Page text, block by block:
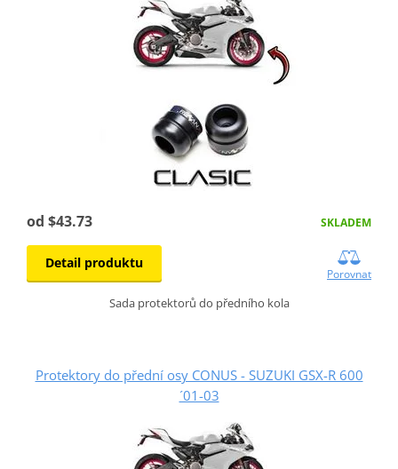
od $43.73 SKLADEM
Detail produktu
Porovnat
Sada protektorů do předního kola
Protektory do přední osy CONUS - SUZUKI GSX-R 600
´01-03